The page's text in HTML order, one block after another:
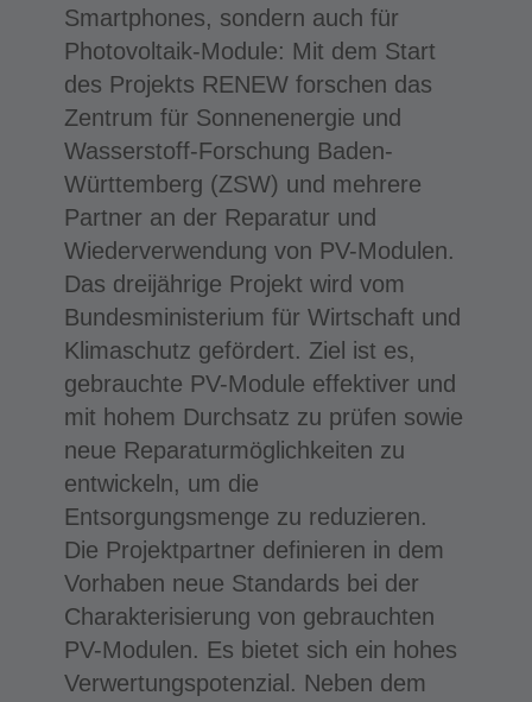
Smartphones, sondern auch für
Photovoltaik-Module: Mit dem Start
des Projekts RENEW forschen das
Zentrum für Sonnenenergie und
Wasserstoff-Forschung Baden-
Württemberg (ZSW) und mehrere
Partner an der Reparatur und
Wiederverwendung von PV-Modulen.
Das dreijährige Projekt wird vom
Bundesministerium für Wirtschaft und
Klimaschutz gefördert. Ziel ist es,
gebrauchte PV-Module effektiver und
mit hohem Durchsatz zu prüfen sowie
neue Reparaturmöglichkeiten zu
entwickeln, um die
Entsorgungsmenge zu reduzieren.
Die Projektpartner definieren in dem
Vorhaben neue Standards bei der
Charakterisierung von gebrauchten
PV-Modulen. Es bietet sich ein hohes
Verwertungspotenzial. Neben dem